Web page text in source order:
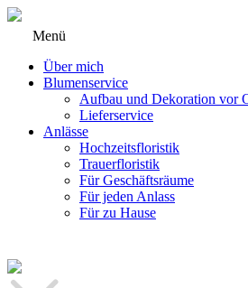
Menü
Über mich
Blumenservice
Aufbau und Dekoration vor
Lieferservice
Anlässe
Hochzeitsfloristik
Trauerfloristik
Für Geschäftsräume
Für jeden Anlass
Für zu Hause